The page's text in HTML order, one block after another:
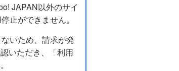
JAPAN以外のサイ
止ができません。
いため、請求が発
いただき、「利用